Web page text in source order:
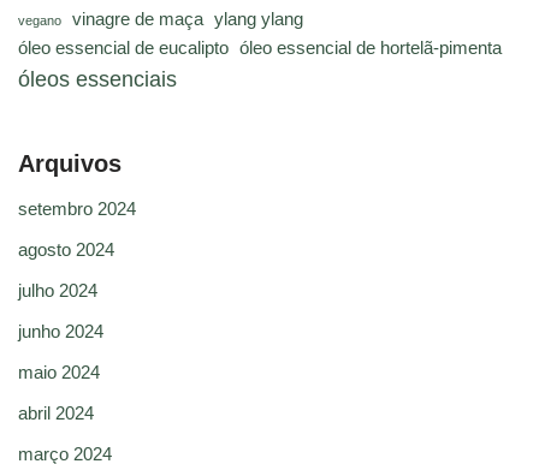
vegano vinagre de maça ylang ylang
óleo essencial de eucalipto óleo essencial de hortelã-pimenta
óleos essenciais
Arquivos
setembro 2024
agosto 2024
julho 2024
junho 2024
maio 2024
abril 2024
março 2024